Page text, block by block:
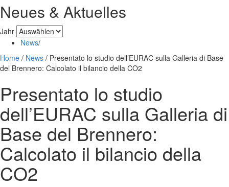
Neues & Aktuelles
Jahr
News/
Home / News / Presentato lo studio dell’EURAC sulla Galleria di Base
del Brennero: Calcolato il bilancio della CO2
Presentato lo studio
dell’EURAC sulla Galleria di
Base del Brennero:
Calcolato il bilancio della
CO2